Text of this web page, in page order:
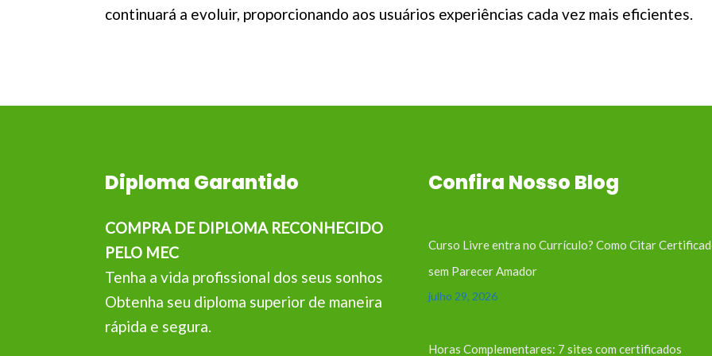
continuará a evoluir, proporcionando aos usuários experiências cada vez mais eficientes.
Diploma Garantido
COMPRA DE DIPLOMA RECONHECIDO
PELO MEC
Tenha a vida profissional dos seus sonhos
Obtenha seu diploma superior de maneira
rápida e segura.
Confira Nosso Blog
Curso Livre entra no Currículo? Como Citar
sem Parecer Amador
julho 29, 2026
Horas Complementares: 7 sites com certificados